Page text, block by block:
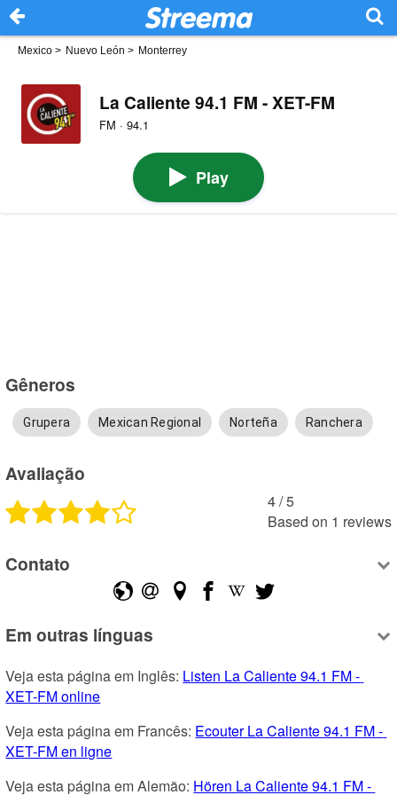
Mexico > Nuevo León > Monterrey
La Caliente 94.1 FM - XET-FM
FM · 94.1
Play
Gêneros
Grupera Mexican Regional Norteña Ranchera
Avaliação
4 /5
Based on 1 reviews
Contato
Em outras línguas
Veja esta página em Inglês: Listen La Caliente 94.1 FM -
XET-FM online
Veja esta página em Francês: Ecouter La Caliente 94.1 FM -
XET-FM en ligne
Veja esta página em Alemão: Hören La Caliente 94.1 FM -